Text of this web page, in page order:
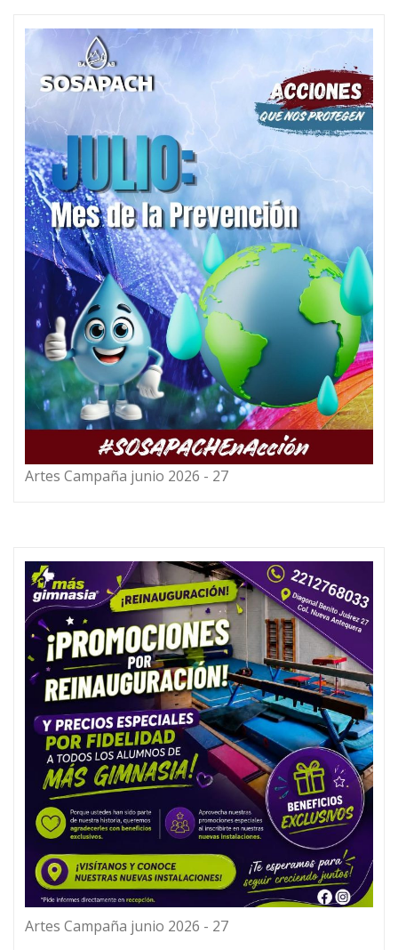
Artes Campaña junio 2026 - 27
Artes Campaña junio 2026 - 27